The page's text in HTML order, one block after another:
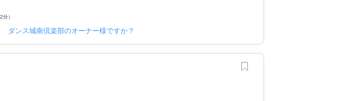
）
ダンス城南倶楽部のオーナー様ですか？